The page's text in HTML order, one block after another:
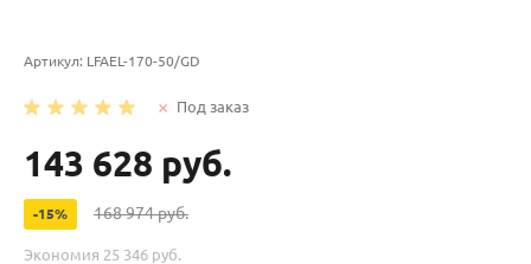
Артикул: LFAEL-170-50/GD
Под заказ
143 628 руб.
-15% 168 974 руб.
Экономия 25 346 руб.